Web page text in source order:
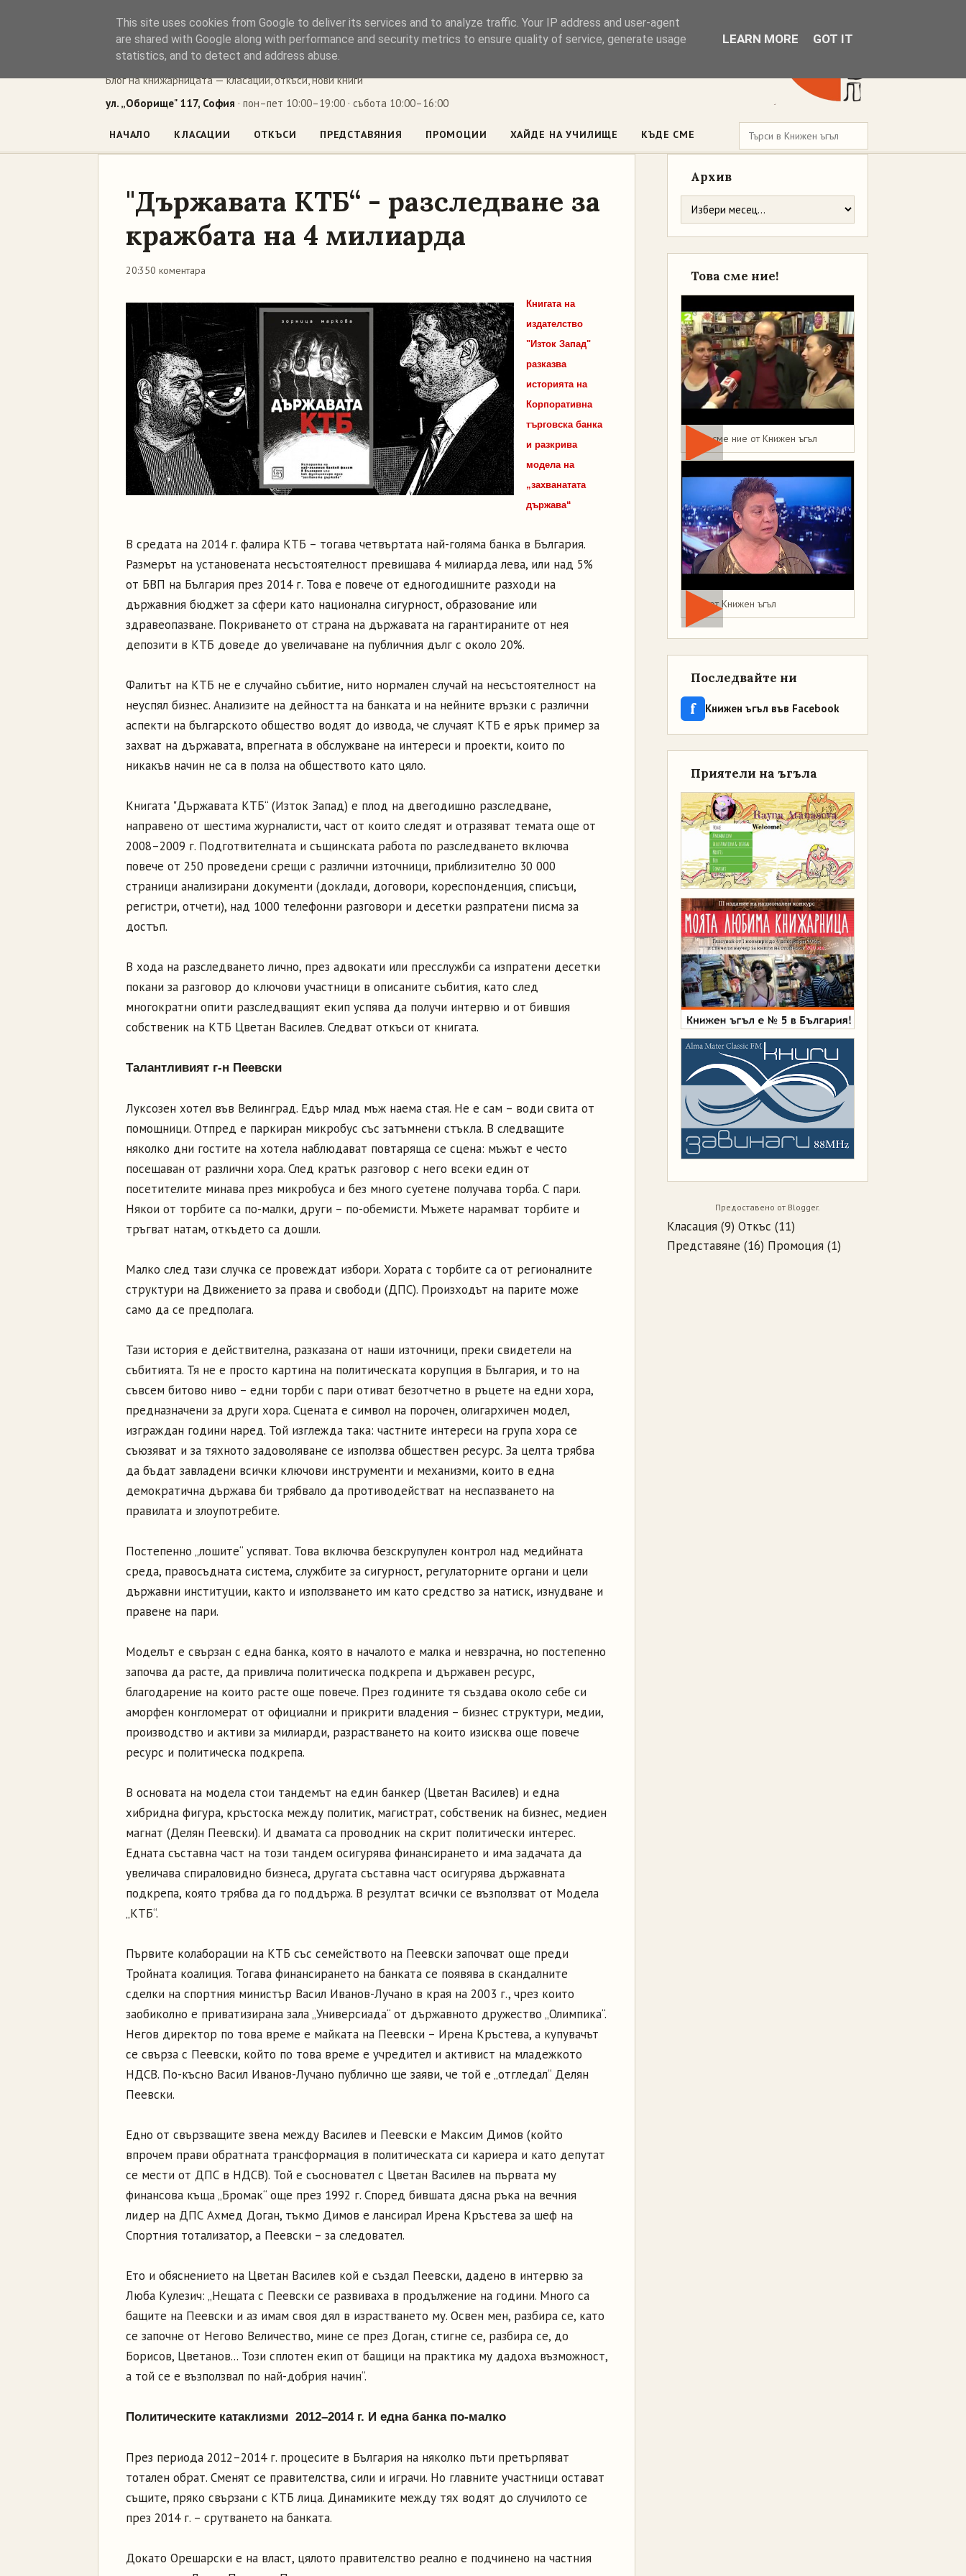
Книжен ъгъл
Блог на книжарницата — класации, откъси, нови книги
ул. „Оборище" 117, София · пон–пет 10:00–19:00 · събота 10:00–16:00
НАЧАЛО КЛАСАЦИИ ОТКЪСИ ПРЕДСТАВЯНИЯ ПРОМОЦИИ ХАЙДЕ НА УЧИЛИЩЕ КЪДЕ СМЕ
"Държавата КТБ“ - разследване за
кражбата на 4 милиарда
20:350 коментара
Книгата на
издателство
"Изток Запад"
разказва
историята на
Корпоративна
търговска банка
и разкрива
модела на
„захванатата
държава“
В средата на 2014 г. фалира КТБ – тогава четвъртата най-голяма банка в България.
Размерът на установената несъстоятелност превишава 4 милиарда лева, или над 5%
от БВП на България през 2014 г. Това е повече от едногодишните разходи на
държавния бюджет за сфери като национална сигурност, образование или
здравеопазване. Покриването от страна на държавата на гарантираните от нея
депозити в КТБ доведе до увеличаване на публичния дълг с около 20%.
Фалитът на КТБ не е случайно събитие, нито нормален случай на несъстоятелност на
неуспял бизнес. Анализите на дейността на банката и на нейните връзки с различни
аспекти на българското общество водят до извода, че случаят КТБ е ярък пример за
захват на държавата, впрегната в обслужване на интереси и проекти, които по
никакъв начин не са в полза на обществото като цяло.
Книгата "Държавата КТБ“ (Изток Запад) е плод на двегодишно разследване,
направено от шестима журналисти, част от които следят и отразяват темата още от
2008–2009 г. Подготвителната и същинската работа по разследването включва
повече от 250 проведени срещи с различни източници, приблизително 30 000
страници анализирани документи (доклади, договори, кореспонденция, списъци,
регистри, отчети), над 1000 телефонни разговори и десетки разпратени писма за
достъп.
В хода на разследването лично, през адвокати или пресслужби са изпратени десетки
покани за разговор до ключови участници в описаните събития, като след
многократни опити разследващият екип успява да получи интервю и от бившия
собственик на КТБ Цветан Василев. Следват откъси от книгата.
Талантливият г-н Пеевски
Луксозен хотел във Велинград. Едър млад мъж наема стая. Не е сам – води свита от
помощници. Отпред е паркиран микробус със затъмнени стъкла. В следващите
няколко дни гостите на хотела наблюдават повтаряща се сцена: мъжът е често
посещаван от различни хора. След кратък разговор с него всеки един от
посетителите минава през микробуса и без много суетене получава торба. С пари.
Някои от торбите са по-малки, други – по-обемисти. Мъжете нарамват торбите и
тръгват натам, откъдето са дошли.
Малко след тази случка се провеждат избори. Хората с торбите са от регионалните
структури на Движението за права и свободи (ДПС). Произходът на парите може
само да се предполага.
Тази история е действителна, разказана от наши източници, преки свидетели на
събитията. Тя не е просто картина на политическата корупция в България, и то на
съвсем битово ниво – едни торби с пари отиват безотчетно в ръцете на едни хора,
предназначени за други хора. Сцената е символ на порочен, олигархичен модел,
изграждан години наред. Той изглежда така: частните интереси на група хора се
съюзяват и за тяхното задоволяване се използва обществен ресурс. За целта трябва
да бъдат завладени всички ключови инструменти и механизми, които в една
демократична държава би трябвало да противодействат на неспазването на
правилата и злоупотребите.
Постепенно „лошите“ успяват. Това включва безскрупулен контрол над медийната
среда, правосъдната система, службите за сигурност, регулаторните органи и цели
държавни институции, както и използването им като средство за натиск, изнудване и
правене на пари.
Моделът е свързан с една банка, която в началото е малка и невзрачна, но постепенно
започва да расте, да привлича политическа подкрепа и държавен ресурс,
благодарение на които расте още повече. През годините тя създава около себе си
аморфен конгломерат от официални и прикрити владения – бизнес структури, медии,
производство и активи за милиарди, разрастването на които изисква още повече
ресурс и политическа подкрепа.
В основата на модела стои тандемът на един банкер (Цветан Василев) и една
хибридна фигура, кръстоска между политик, магистрат, собственик на бизнес, медиен
магнат (Делян Пеевски). И двамата са проводник на скрит политически интерес.
Едната съставна част на този тандем осигурява финансирането и има задачата да
увеличава спираловидно бизнеса, другата съставна част осигурява държавната
подкрепа, която трябва да го поддържа. В резултат всички се възползват от Модела
„КТБ“.
Първите колаборации на КТБ със семейството на Пеевски започват още преди
Тройната коалиция. Тогава финансирането на банката се появява в скандалните
сделки на спортния министър Васил Иванов-Лучано в края на 2003 г., чрез които
заобиколно е приватизирана зала „Универсиада“ от държавното дружество „Олимпика“.
Негов директор по това време е майката на Пеевски – Ирена Кръстева, а купувачът
се свърза с Пеевски, който по това време е учредител и активист на младежкото
НДСВ. По-късно Васил Иванов-Лучано публично ще заяви, че той е „отгледал“ Делян
Пеевски.
Едно от свързващите звена между Василев и Пеевски е Максим Димов (който
впрочем прави обратната трансформация в политическата си кариера и като депутат
се мести от ДПС в НДСВ). Той е съосновател с Цветан Василев на първата му
финансова къща „Бромак“ още през 1992 г. Според бившата дясна ръка на вечния
лидер на ДПС Ахмед Доган, тъкмо Димов е лансирал Ирена Кръстева за шеф на
Спортния тотализатор, а Пеевски – за следовател.
Ето и обяснението на Цветан Василев кой е създал Пеевски, дадено в интервю за
Люба Кулезич: „Нещата с Пеевски се развиваха в продължение на години. Много са
бащите на Пеевски и аз имам своя дял в израстването му. Освен мен, разбира се, като
се започне от Негово Величество, мине се през Доган, стигне се, разбира се, до
Борисов, Цветанов... Този сплотен екип от бащици на практика му дадоха възможност,
а той се е възползвал по най-добрия начин“.
Политическите катаклизми 2012–2014 г. И една банка по-малко
През периода 2012–2014 г. процесите в България на няколко пъти претърпяват
тотален обрат. Сменят се правителства, сили и играчи. Но главните участници остават
същите, пряко свързани с КТБ лица. Динамиките между тях водят до случилото се
през 2014 г. – срутването на банката.
Докато Орешарски е на власт, цялото правителство реално е подчинено на частния
Архив
Това сме ние!
Това сме ние от Книжен ъгъл
Мая от Книжен ъгъл
Последвайте ни
f Книжен ъгъл във Facebook
Приятели на ъгъла
Предоставено от Blogger.
Класация (9) Откъс (11)
Представяне (16) Промоция (1)
This site uses cookies from Google to deliver its services and to analyze traffic. Your IP address and user-agent
are shared with Google along with performance and security metrics to ensure quality of service, generate usage
statistics, and to detect and address abuse.
LEARN MORE GOT IT